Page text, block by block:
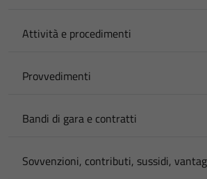
Attività e procedimenti
Provvedimenti
Bandi di gara e contratti
Sovvenzioni, contributi, sussidi,